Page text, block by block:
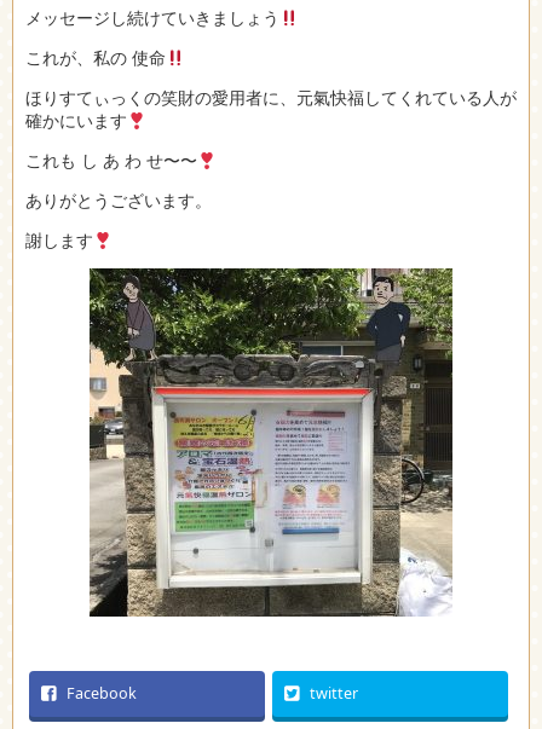
メッセージし続けていきましょう
これが、私の 使命
ほりすてぃっくの笑財の愛用者に、元氣快福してくれている人が
確かにいます
これも し あ わ せ〜〜
ありがとうございます。
謝します
Facebook twitter